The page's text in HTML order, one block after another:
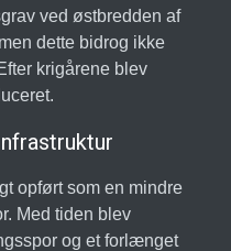
ved østbredden af
dette bidrog ikke
krigårene blev
opført som en mindre
Med tiden blev
og et forlænget